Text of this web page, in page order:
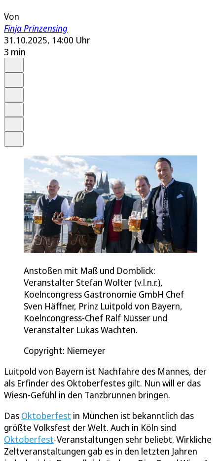
Von
Finja Prinzensing
31.10.2025, 14:00 Uhr
3 min
Anstoßen mit Maß und Domblick:
Veranstalter Stefan Wolter (v.l.n.r.),
Koelncongress Gastronomie GmbH Chef
Sven Häffner, Prinz Luitpold von Bayern,
Koelncongress-Chef Ralf Nüsser und
Veranstalter Lukas Wachten.
Copyright: Niemeyer
Luitpold von Bayern ist Nachfahre des Mannes, der
als Erfinder des Oktoberfestes gilt. Nun will er das
Wiesn-Gefühl in den Tanzbrunnen bringen.
Das Oktoberfest in München ist bekanntlich das
größte Volksfest der Welt. Auch in Köln sind
Oktoberfest-Veranstaltungen sehr beliebt. Wirkliche
Zeltveranstaltungen gab es in den letzten Jahren